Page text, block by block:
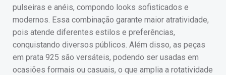
pulseiras e anéis, compondo looks sofisticados e
modernos. Essa combinação garante maior atratividade,
pois atende diferentes estilos e preferências,
conquistando diversos públicos. Além disso, as peças
em prata 925 são versáteis, podendo ser usadas em
ocasiões formais ou casuais, o que amplia a rotatividade